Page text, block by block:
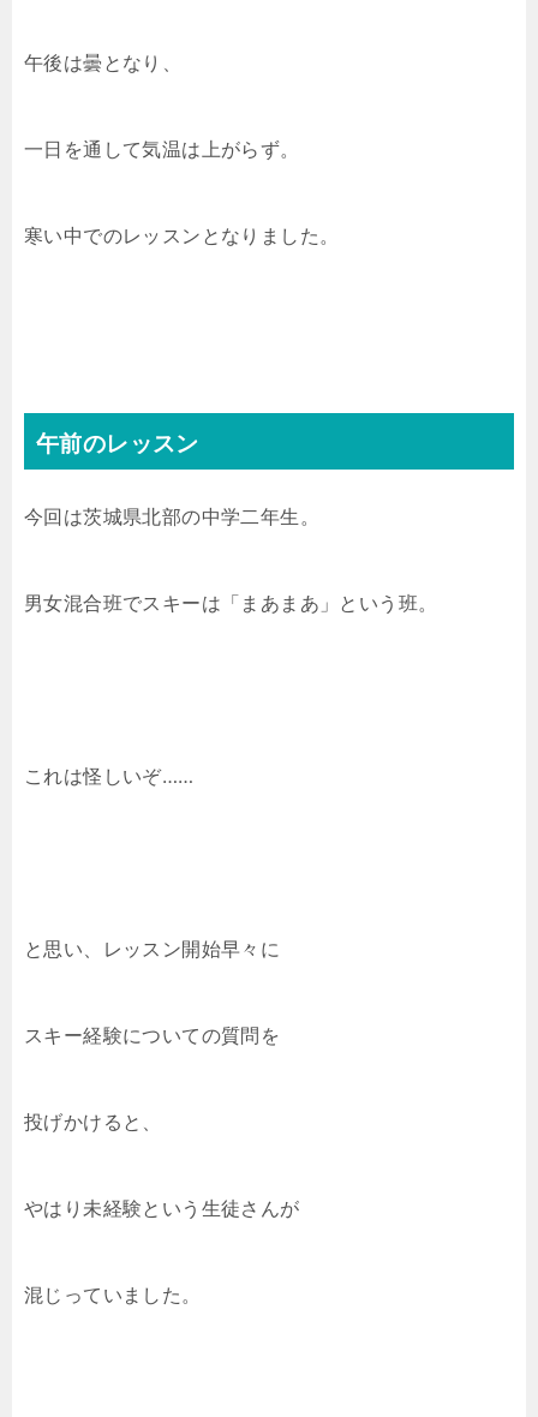
午後は曇となり、
一日を通して気温は上がらず。
寒い中でのレッスンとなりました。
午前のレッスン
今回は茨城県北部の中学二年生。
男女混合班でスキーは「まあまあ」という班。
これは怪しいぞ……
と思い、レッスン開始早々に
スキー経験についての質問を
投げかけると、
やはり未経験という生徒さんが
混じっていました。